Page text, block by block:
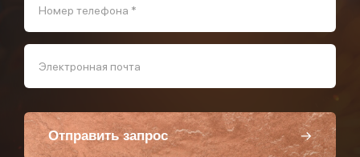
Номер телефона *
Электронная почта
Отправить запрос